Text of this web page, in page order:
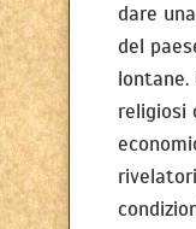
dare
del
lontane.
religiosi